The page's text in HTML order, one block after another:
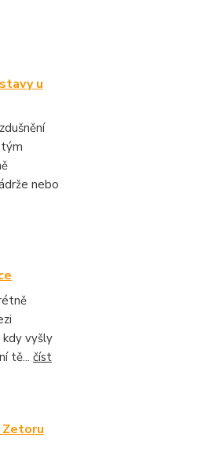
u
nebo
vyšly
tě... číst